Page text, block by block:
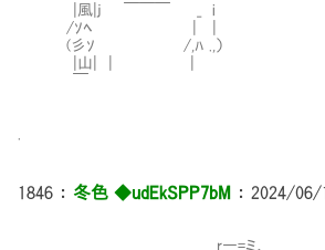
|風|j ￣￣￣ _ i
/ｿﾍ | |
(彡ｿ /,ﾊ .,）
|山| | |
1846 ： 冬色 ◆udEkSPP7bM ： 2024/06/
r―=ミ、